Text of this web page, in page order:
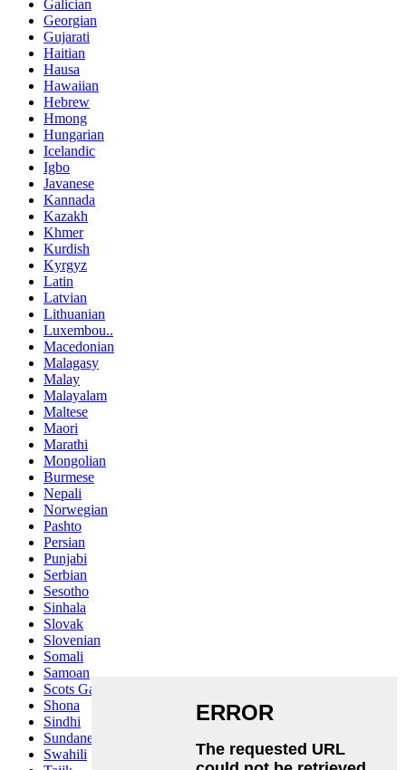
Galician
Georgian
Gujarati
Haitian
Hausa
Hawaiian
Hebrew
Hmong
Hungarian
Icelandic
Igbo
Javanese
Kannada
Kazakh
Khmer
Kurdish
Kyrgyz
Latin
Latvian
Lithuanian
Luxembou..
Macedonian
Malagasy
Malay
Malayalam
Maltese
Maori
Marathi
Mongolian
Burmese
Nepali
Norwegian
Pashto
Persian
Punjabi
Serbian
Sesotho
Sinhala
Slovak
Slovenian
Somali
Samoan
Scots Gaelic
Shona
Sindhi
Sundanese
Swahili